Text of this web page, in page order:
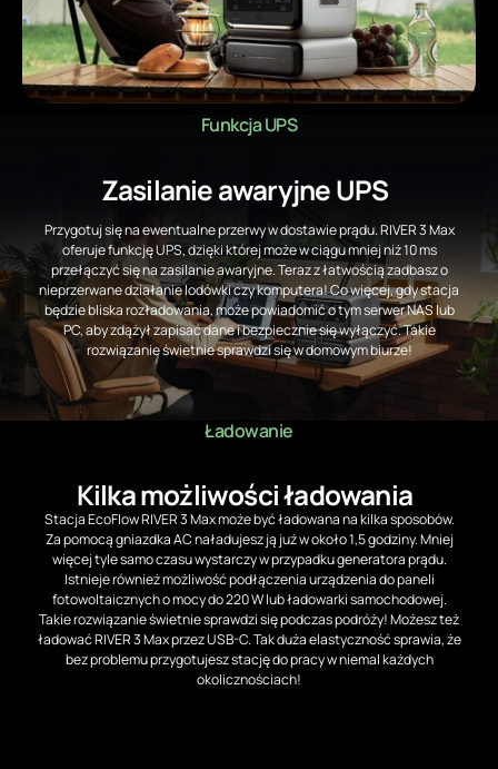
Funkcja UPS
Zasilanie awaryjne UPS
Przygotuj się na ewentualne przerwy w dostawie prądu. RIVER 3 Max
oferuje funkcję UPS, dzięki której może w ciągu mniej niż 10 ms
przełączyć się na zasilanie awaryjne. Teraz z łatwością zadbasz o
nieprzerwane działanie lodówki czy komputera! Co więcej, gdy stacja
będzie bliska rozładowania, może powiadomić o tym serwer NAS lub
PC, aby zdążył zapisać dane i bezpiecznie się wyłączyć. Takie
rozwiązanie świetnie sprawdzi się w domowym biurze!
Ładowanie
Kilka możliwości ładowania
Stacja EcoFlow RIVER 3 Max może być ładowana na kilka sposobów.
Za pomocą gniazdka AC naładujesz ją już w około 1,5 godziny. Mniej
więcej tyle samo czasu wystarczy w przypadku generatora prądu.
Istnieje również możliwość podłączenia urządzenia do paneli
fotowoltaicznych o mocy do 220 W lub ładowarki samochodowej.
Takie rozwiązanie świetnie sprawdzi się podczas podróży! Możesz też
ładować RIVER 3 Max przez USB-C. Tak duża elastyczność sprawia, że
bez problemu przygotujesz stację do pracy w niemal każdych
okolicznościach!